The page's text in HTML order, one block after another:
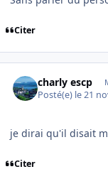
Citer
charly escp
Posté(e) le 21
je dirai qu'il disait
Citer